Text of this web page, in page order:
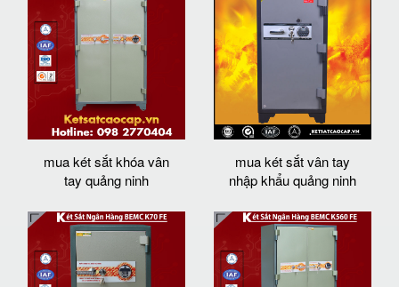
mua két sắt khóa vân
tay quảng ninh
mua két sắt vân tay
nhập khẩu quảng ninh